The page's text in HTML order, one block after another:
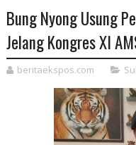
Bung Nyong Usung
Jelang Kongres XI
beritaekspos.com